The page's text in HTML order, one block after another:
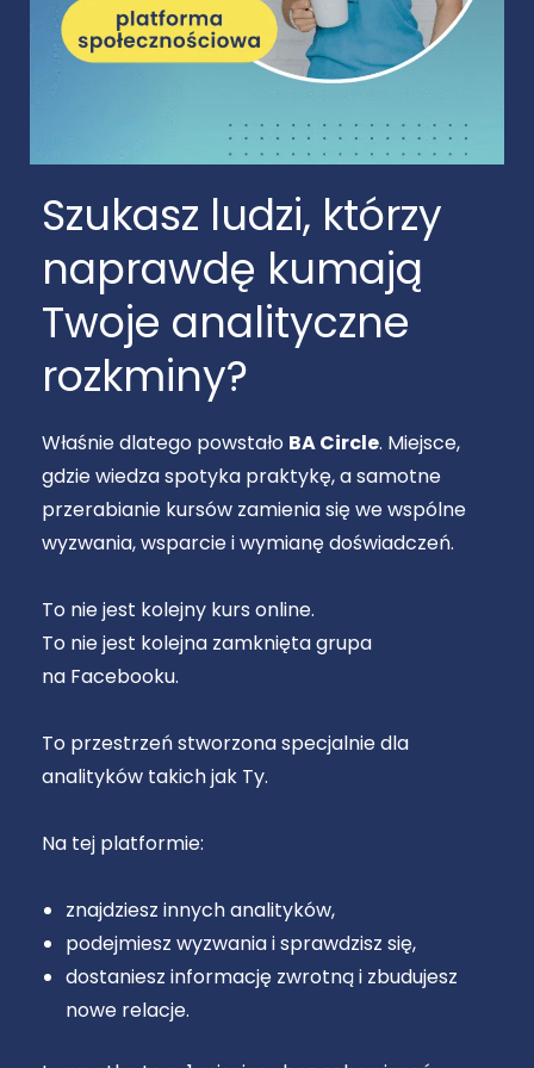
Szukasz ludzi, którzy
naprawdę kumają
Twoje analityczne
rozkminy?
Właśnie dlatego powstało BA Circle. Miejsce,
gdzie wiedza spotyka praktykę, a samotne
przerabianie kursów zamienia się we wspólne
wyzwania, wsparcie i wymianę doświadczeń.
To nie jest kolejny kurs online.
To nie jest kolejna zamknięta grupa
na Facebooku.
To przestrzeń stworzona specjalnie dla
analityków takich jak Ty.
Na tej platformie:
znajdziesz innych analityków,
podejmiesz wyzwania i sprawdzisz się,
dostaniesz informację zwrotną i zbudujesz
nowe relacje.